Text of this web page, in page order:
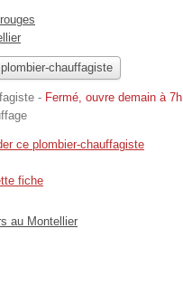
chauffagiste
- Fermé, ouvre demain à 7h
ce plombier-chauffagiste
fiche
au Montellier